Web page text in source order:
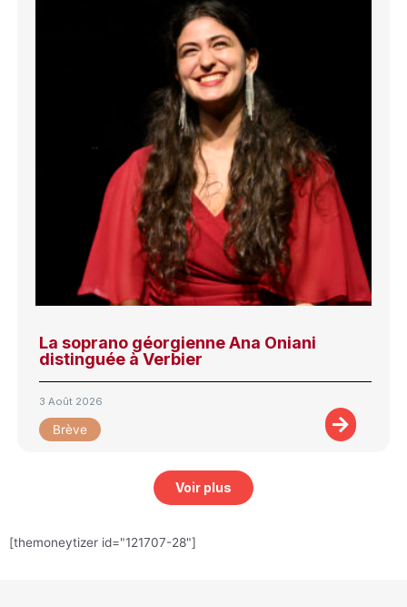
La soprano géorgienne Ana Oniani
distinguée à Verbier
3 Août 2026
Brève
Voir plus
[themoneytizer id="121707-28"]